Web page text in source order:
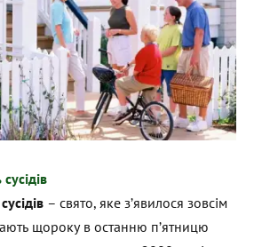
– свято, яке з’явилося зовсім
щороку в останню п’ятницю